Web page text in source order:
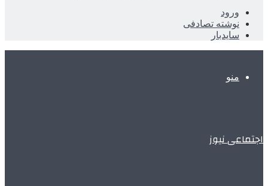
ورود
نوشته تصادفی
سایدبار
منو
اجتماعی نیوز